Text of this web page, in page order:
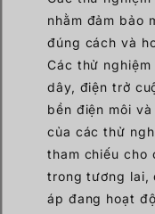
nhằm đảm bảo
đúng cách và
Các thử
dây, điện trở
bền điện môi
của các thử
tham chiếu cho
trong tương lai,
áp đang hoạt